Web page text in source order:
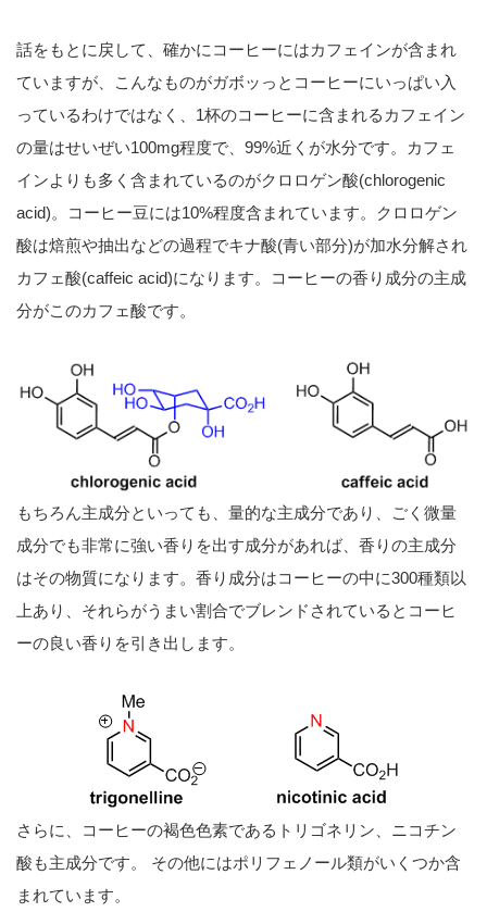
話をもとに戻して、確かにコーヒーにはカフェインが含まれ
ていますが、こんなものがガボッっとコーヒーにいっぱい入
っているわけではなく、1杯のコーヒーに含まれるカフェイン
の量はせいぜい100mg程度で、99%近くが水分です。カフェ
インよりも多く含まれているのがクロロゲン酸(chlorogenic
acid)。コーヒー豆には10%程度含まれています。クロロゲン
酸は焙煎や抽出などの過程でキナ酸(青い部分)が加水分解され
カフェ酸(caffeic acid)になります。コーヒーの香り成分の主成
分がこのカフェ酸です。
もちろん主成分といっても、量的な主成分であり、ごく微量
成分でも非常に強い香りを出す成分があれば、香りの主成分
はその物質になります。香り成分はコーヒーの中に300種類以
上あり、それらがうまい割合でブレンドされているとコーヒ
ーの良い香りを引き出します。
さらに、コーヒーの褐色色素であるトリゴネリン、ニコチン
酸も主成分です。 その他にはポリフェノール類がいくつか含
まれています。